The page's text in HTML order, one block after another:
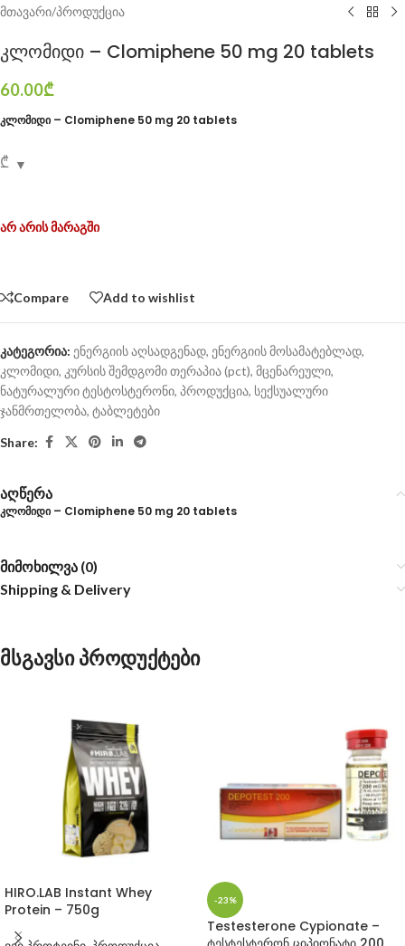
მთავარი/პროდუქცია
კლომიდი – Clomiphene 50 mg 20 tablets
60.00₾
კლომიდი – Clomiphene 50 mg 20 tablets
₾
არ არის მარაგში
Compare Add to wishlist
კატეგორია: ენერგიის აღსადგენად, ენერგიის მოსამატებლად,
კლომიდი, კურსის შემდგომი თერაპია (pct), მცენარეული,
ნატურალური ტესტოსტერონი, პროდუქცია, სექსუალური
ჯანმრთელობა, ტაბლეტები
Share:
აღწერა
კლომიდი – Clomiphene 50 mg 20 tablets
მიმოხილვა (0)
Shipping & Delivery
მსგავსი პროდუქტები
HIRO.LAB Instant Whey
Protein – 750g
-23%
Testesterone Cypionate –